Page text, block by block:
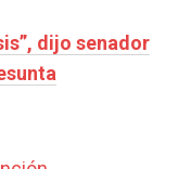
dijo senador